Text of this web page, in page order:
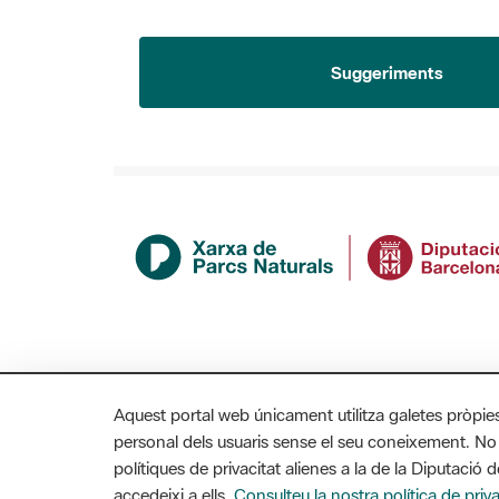
Suggeriments
Aquest portal web únicament utilitza galetes
personal dels usuaris sense el seu coneixement.
polítiques de privacitat alienes a la de la Diputació
accedeixi a ells. Consulteu la nostra política de